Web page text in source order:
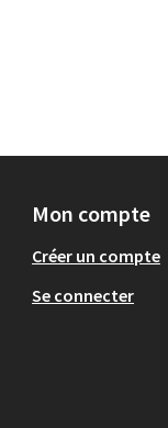
Mon compte
Créer un compte
Se connecter